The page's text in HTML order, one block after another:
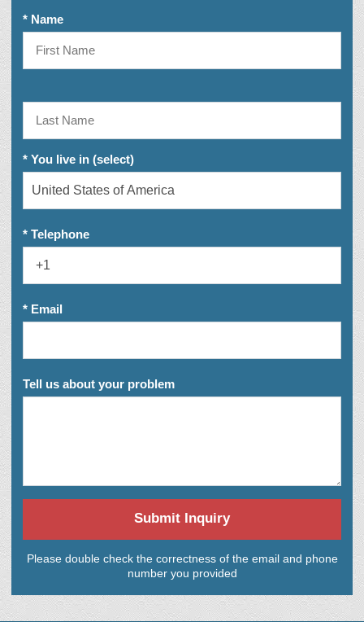
* Name
* You live in (select)
* Telephone
* Email
Tell us about your problem
Submit Inquiry
Please double check the correctness of the email and phone
number you provided